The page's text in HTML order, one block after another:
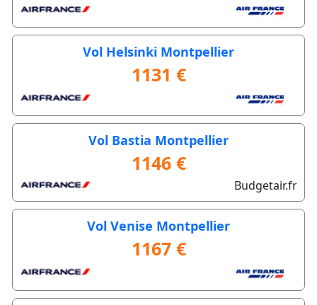
Vol Helsinki Montpellier
1131 €
Vol Bastia Montpellier
1146 €
Budgetair.fr
Vol Venise Montpellier
1167 €